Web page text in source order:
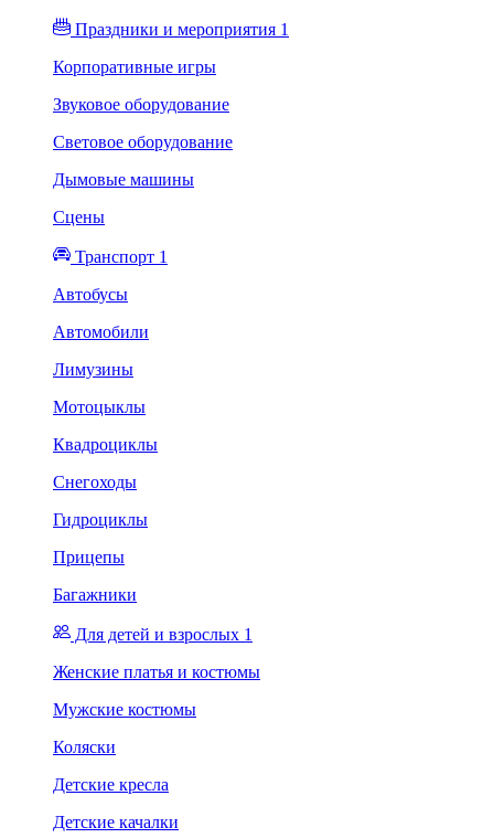
Праздники и мероприятия 1
Корпоративные игры
Звуковое оборудование
Световое оборудование
Дымовые машины
Сцены
Транспорт 1
Автобусы
Автомобили
Лимузины
Мотоцыклы
Квадроциклы
Снегоходы
Гидроциклы
Прицепы
Багажники
Для детей и взрослых 1
Женские платья и костюмы
Мужские костюмы
Коляски
Детские кресла
Детские качалки